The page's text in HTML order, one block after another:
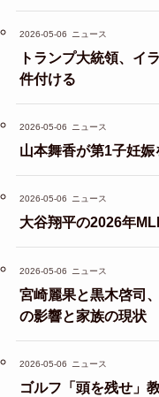
2026-05-06 ニュース
トランプ大統領、イ
件付ける
2026-05-06 ニュース
山本舞香が第1子妊
2026-05-06 ニュース
大谷翔平の2026年
2026-05-06 ニュース
宮崎麗果と黒木啓司
の影響と家族の現状
2026-05-06 ニュース
ゴルフ「頭を残せ」